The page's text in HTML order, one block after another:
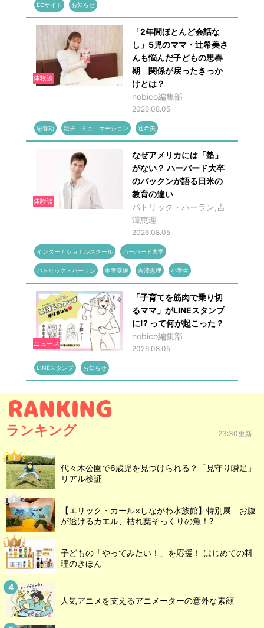
ECサイト お知らせ
体験談
「2年間ほとんど会話な
し」5児のママ・辻希美さ
んも悩んだ子どもの思春
期 関係が戻ったきっか
けとは？
nobico編集部
2026.08.05
思春期 親子コミュニケーション 辻希美
体験談
なぜアメリカには「塾」
がない？ ハーバード大卒
のパックンが語る日米の
教育の違い
パトリック・ハーラン,吉
澤恵理
2026.08.05
インターナショナルスクール ハーバード大学
パトリック・ハーラン 中学受験 吉澤恵理 小学生
ニュース
「子育てを筋肉で乗り切
るママ」がLINEスタンプ
に!? って何が起こった？
nobico編集部
2026.08.05
LINEスタンプ お知らせ
ランキング 23:30更新
代々木公園で6歳児を見つけられる？「見守り瞬足」
リアル検証
【エリック・カール×しながわ水族館】特別展 お腹
が透けるカエル、枯れ葉そっくりの魚！?
子どもの「やってみたい！」を応援！ はじめての料
理のきほん
人気アニメを支えるアニメーターの意外な素顔